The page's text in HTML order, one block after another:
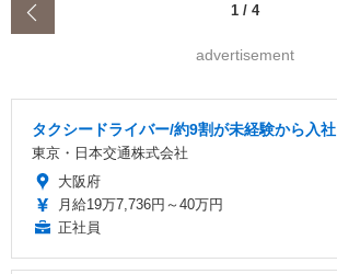
1 / 4
advertisement
タクシードライバー/約9割が未経験から入社
東京・日本交通株式会社
大阪府
月給19万7,736円～40万円
正社員